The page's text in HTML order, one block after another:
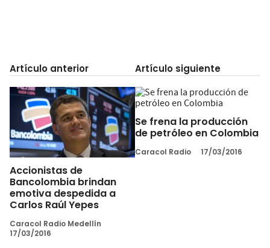
Artículo anterior
Accionistas de
Bancolombia brindan
emotiva despedida a
Carlos Raúl Yepes
Caracol Radio Medellín
17/03/2016
Artículo siguiente
Se frena la producción
de petróleo en Colombia
Caracol Radio 17/03/2016